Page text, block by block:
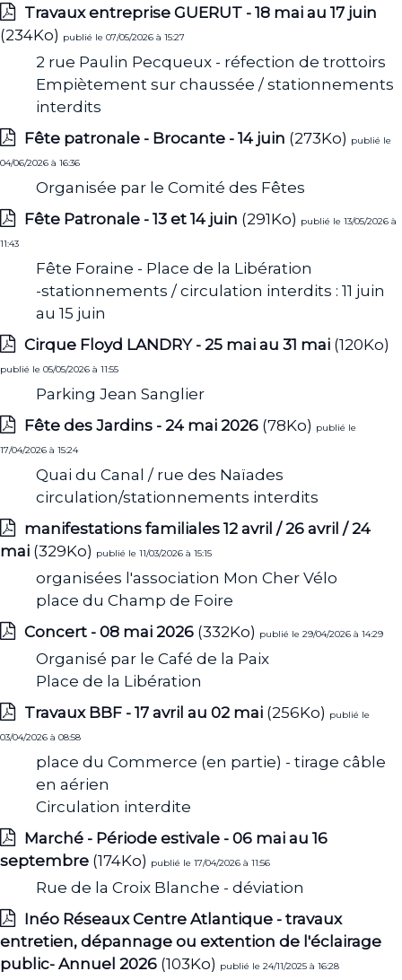
Travaux entreprise GUERUT - 18 mai au 17 juin
(234Ko) publié le 07/05/2026 à 15:27
2 rue Paulin Pecqueux - réfection de trottoirs
Empiètement sur chaussée / stationnements
interdits
Fête patronale - Brocante - 14 juin (273Ko) publié le
04/06/2026 à 16:36
Organisée par le Comité des Fêtes
Fête Patronale - 13 et 14 juin (291Ko) publié le 13/05/2026 à
11:43
Fête Foraine - Place de la Libération
-stationnements / circulation interdits : 11 juin
au 15 juin
Cirque Floyd LANDRY - 25 mai au 31 mai (120Ko)
publié le 05/05/2026 à 11:55
Parking Jean Sanglier
Fête des Jardins - 24 mai 2026 (78Ko) publié le
17/04/2026 à 15:24
Quai du Canal / rue des Naïades
circulation/stationnements interdits
manifestations familiales 12 avril / 26 avril / 24
mai (329Ko) publié le 11/03/2026 à 15:15
organisées l'association Mon Cher Vélo
place du Champ de Foire
Concert - 08 mai 2026 (332Ko) publié le 29/04/2026 à 14:29
Organisé par le Café de la Paix
Place de la Libération
Travaux BBF - 17 avril au 02 mai (256Ko) publié le
03/04/2026 à 08:58
place du Commerce (en partie) - tirage câble
en aérien
Circulation interdite
Marché - Période estivale - 06 mai au 16
septembre (174Ko) publié le 17/04/2026 à 11:56
Rue de la Croix Blanche - déviation
Inéo Réseaux Centre Atlantique - travaux
entretien, dépannage ou extention de l'éclairage
public- Annuel 2026 (103Ko) publié le 24/11/2025 à 16:28